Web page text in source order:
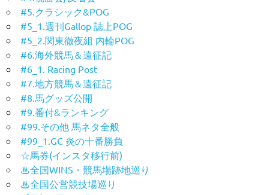
#5.クラシック&POG
#5_1.週刊Gallop 誌上POG
#5_2.関東徹夜組 内輪POG
#6.海外競馬＆遠征記
#6_1. Racing Post
#7.地方競馬＆遠征記
#8.馬グッズ公開
#9.番付&ランキング
#99.その他 馬ネタ全般
#99_1.GC 炎の十番勝負
☆馬券(インスタ移行前)
♨︎全国WINS・競馬場跡地巡り
♨︎全国公営競技場巡り